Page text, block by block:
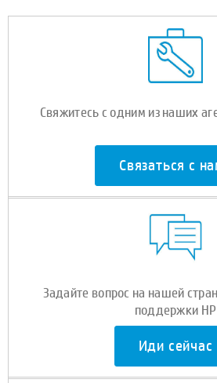
Свяжитесь с одним из наших
Связаться с
Задайте вопрос на нашей
поддержки HP
Иди сейчас